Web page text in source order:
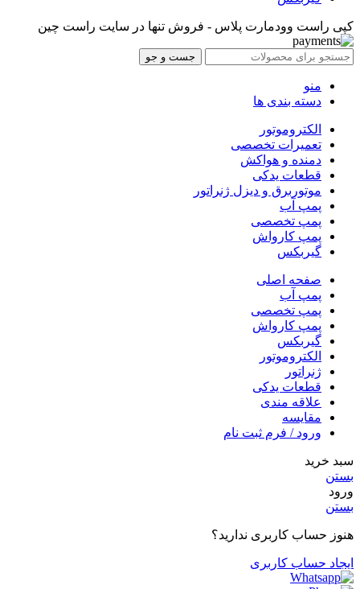
کپی راست وودمارت پلاس - فروش تنها در سایت راست چین
جست و جو
منو
دسته بندی ها
الکتروموتور
تعمیرات تخصصی
دمنده و هواکش
قطعات یدکی
موتوربرق و دیزل ژنراتور
پمپ آب
پمپ تخصصی
پمپ کارواش
گیربکس
صفحه اصلی
پمپ آب
پمپ تخصصی
پمپ کارواش
گیربکس
الکتروموتور
ژنراتور
قطعات یدکی
علاقه مندی
مقایسه
ورود / فرم ثبت نام
سبد خرید
بستن
ورود
بستن
هنوز حساب کاربری ندارید؟
ایجاد حساب کاربری